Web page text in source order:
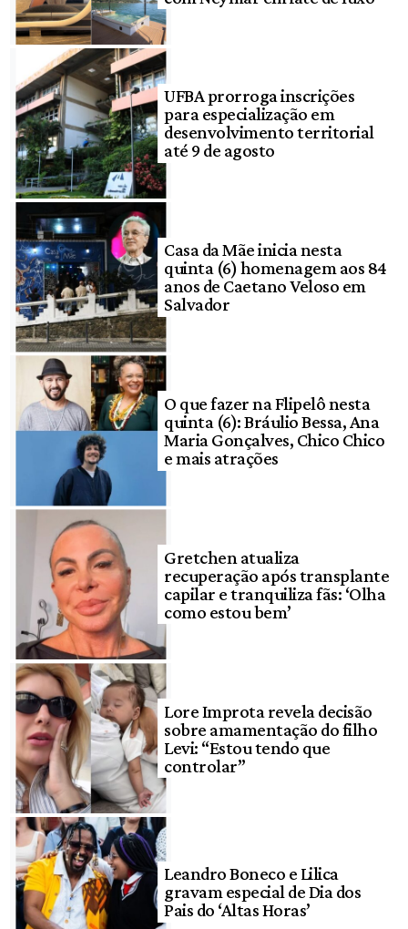
UFBA prorroga inscrições
para especialização em
desenvolvimento territorial
até 9 de agosto
Casa da Mãe inicia nesta
quinta (6) homenagem aos 84
anos de Caetano Veloso em
Salvador
O que fazer na Flipelô nesta
quinta (6): Bráulio Bessa, Ana
Maria Gonçalves, Chico Chico
e mais atrações
Gretchen atualiza
recuperação após transplante
capilar e tranquiliza fãs: ‘Olha
como estou bem’
Lore Improta revela decisão
sobre amamentação do filho
Levi: “Estou tendo que
controlar”
Leandro Boneco e Lilica
gravam especial de Dia dos
Pais do ‘Altas Horas’